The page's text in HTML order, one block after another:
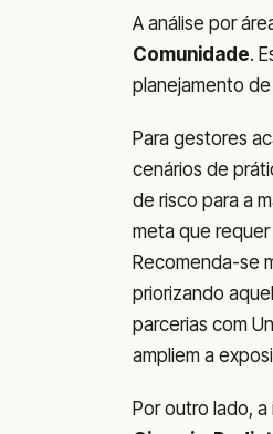
A análise por
Comunidade.
planejamento
Para gestores
cenários de
de risco para a
meta que
Recomenda-se
priorizando
parcerias com
ampliem a
Por outro lado,